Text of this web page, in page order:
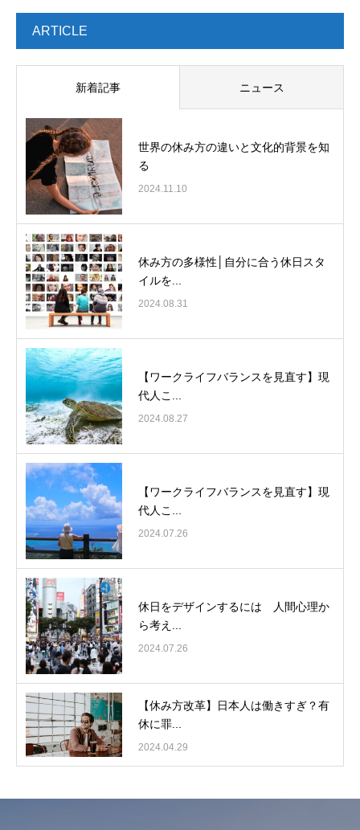
ARTICLE
新着記事 ニュース
世界の休み方の違いと文化的背景を知
る
2024.11.10
休み方の多様性│自分に合う休日スタ
イルを...
2024.08.31
【ワークライフバランスを見直す】現
代人こ...
2024.08.27
【ワークライフバランスを見直す】現
代人こ...
2024.07.26
休日をデザインするには 人間心理か
ら考え...
2024.07.26
【休み方改革】日本人は働きすぎ？有
休に罪...
2024.04.29